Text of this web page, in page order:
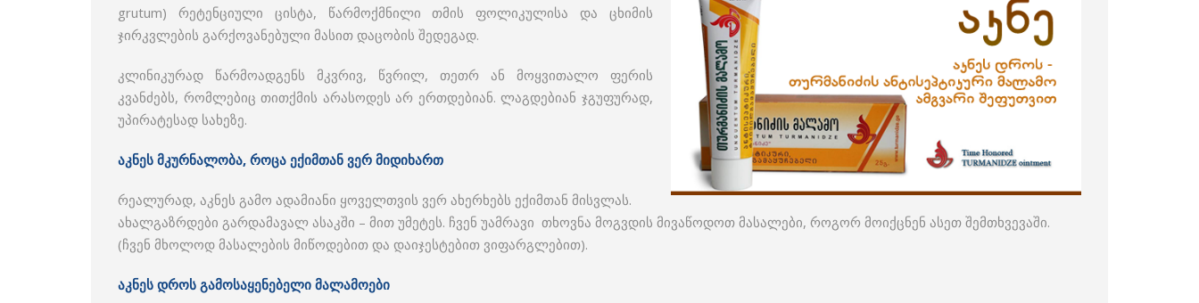
grutum) რეტენციული ცისტა, წარმოქმნილი თმის ფოლიკულისა და ცხიმის
ჯირკვლების გარქოვანებული მასით დაცობის შედეგად.
კლინიკურად წარმოადგენს მკვრივ, წვრილ, თეთრ ან მოყვითალო ფერის
კვანძებს, რომლებიც თითქმის არასოდეს არ ერთდებიან. ლაგდებიან ჯგუფურად,
უპირატესად სახეზე.
აკნეს მკურნალობა, როცა ექიმთან ვერ მიდიხართ
რეალურად, აკნეს გამო ადამიანი ყოველთვის ვერ ახერხებს ექიმთან მისვლას.
ახალგაზრდები გარდამავალ ასაკში – მით უმეტეს. ჩვენ უამრავი თხოვნა მოგვდის მივაწოდოთ მასალები, როგორ მოიქცნენ ასეთ შემთხვევაში.
(ჩვენ მხოლოდ მასალების მიწოდებით და დაიჯესტებით ვიფარგლებით).
აკნეს დროს გამოსაყენებელი მალამოები